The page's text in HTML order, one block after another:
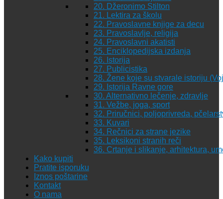
20. Džeronimo Stilton
21. Lektira za školu
22. Pravoslavne knjige za decu
23. Pravoslavlje, religija
24. Pravoslavni akatisti
25. Enciklopedijska izdanja
26. Istorija
27. Publicistika
28. Žene koje su stvarale istoriju
29. Istorija Ravne gore
30. Alternativno lečenje, zdravlje
31. Vežbe, joga, sport
32. Priručnici, poljoprivreda,
33. Kuvari
34. Rečnici za strane jezike
35. Leksikoni stranih reči
36. Crtanje i slikanje, arhitektura,
Kako kupiti
Pratite isporuku
Iznos poštarine
Kontakt
O nama